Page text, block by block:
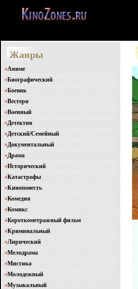
Жанры
»Аниме
»Биографический
»Боевик
»Вестерн
»Военный
»Детектив
»Детский/Семейный
»Документальный
»Драма
»Исторический
»Катастрофы
»Киноповесть
»Комедия
»Комикс
»Короткометражный фильм
»Криминальный
»Лирический
»Мелодрама
»Мистика
»Молодежный
»Музыкальный